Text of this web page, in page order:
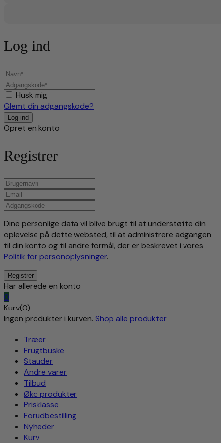
Log ind
Husk mig
Glemt din adgangskode?
Opret en konto
Registrer
Dine personlige data vil blive brugt til at understøtte din
oplevelse på dette websted, til at administrere adgangen
til din konto og til andre formål, der er beskrevet i vores
Politik for personoplysninger.
Har allerede en konto
0
Kurv(0)
Ingen produkter i kurven. Shop alle produkter
Træer
Frugtbuske
Stauder
Andre varer
Tilbud
Øko produkter
Prisklasse
Forudbestilling
Nyheder
Kurv